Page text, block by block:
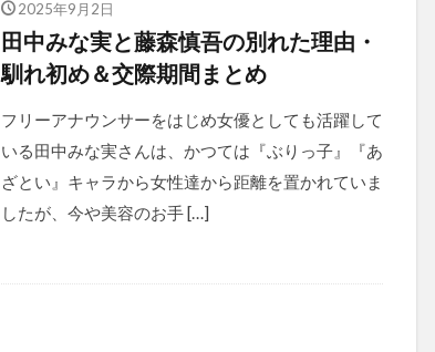
2025年9月2日
田中みな実と藤森慎吾の別れた理由・
馴れ初め＆交際期間まとめ
フリーアナウンサーをはじめ女優としても活躍して
いる田中みな実さんは、かつては『ぶりっ子』『あ
ざとい』キャラから女性達から距離を置かれていま
したが、今や美容のお手 […]